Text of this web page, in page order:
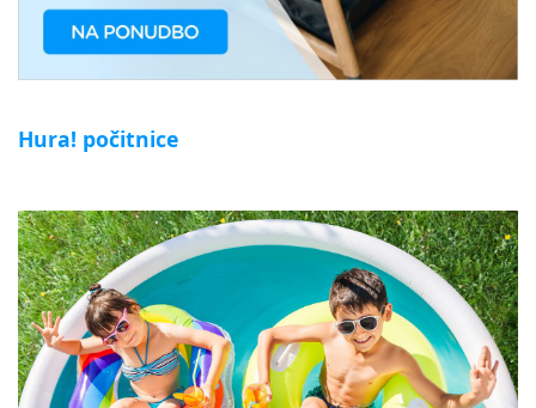
Hura! počitnice